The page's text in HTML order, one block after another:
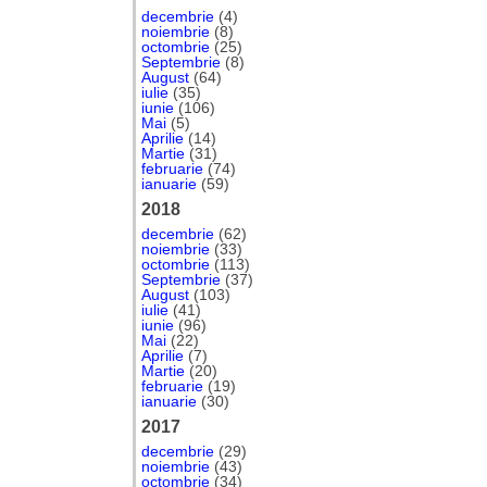
decembrie (4)
noiembrie (8)
octombrie (25)
Septembrie (8)
August (64)
iulie (35)
iunie (106)
Mai (5)
Aprilie (14)
Martie (31)
februarie (74)
ianuarie (59)
2018
decembrie (62)
noiembrie (33)
octombrie (113)
Septembrie (37)
August (103)
iulie (41)
iunie (96)
Mai (22)
Aprilie (7)
Martie (20)
februarie (19)
ianuarie (30)
2017
decembrie (29)
noiembrie (43)
octombrie (34)